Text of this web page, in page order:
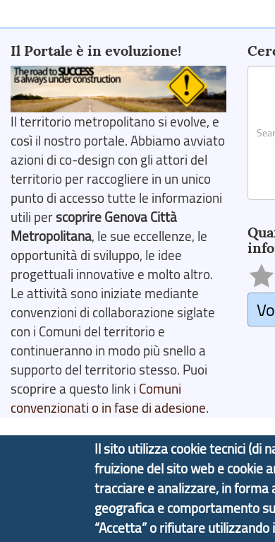
Il Portale è in evoluzione!
Il territorio metropolitano si evolve, e
così il nostro portale. Abbiamo avviato
azioni di co-design con gli attori del
territorio per raccogliere in un unico
punto di accesso tutte le informazioni
utili perscoprire Genova Città
Metropolitana, le sue eccellenze, le
opportunità di sviluppo, le idee
progettuali innovative e molto altro.
Le attività sono iniziate mediante
convenzioni di collaborazione siglate
con i Comuni del territorio e
continueranno in modo più snello a
supporto del territorio stesso. Puoi
scoprire a questo link i Comuni
convenzionati o in fase di adesione.
Copyright © 2017 Città metropolitana di
Tecnologie e Accessibilità
Privacy
Il sito utilizza cookie tecnici (di
fruizione del sito web e cookie
tracciare e analizzare, in
geografica e comportamento
“Accetta” o rifiutare